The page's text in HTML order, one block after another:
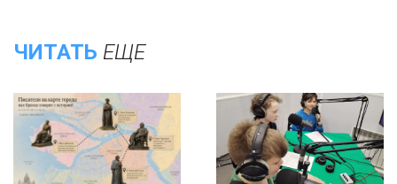
ЧИТАТЬ ЕЩЕ